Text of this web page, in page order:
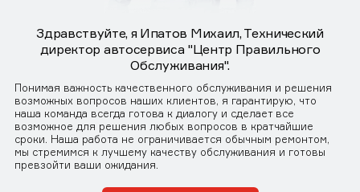
Здравствуйте, я Ипатов Михаил, Технический
директор автосервиса "Центр Правильного
Обслуживания".
Понимая важность качественного обслуживания и решения
возможных вопросов наших клиентов, я гарантирую, что
наша команда всегда готова к диалогу и сделает все
возможное для решения любых вопросов в кратчайшие
сроки. Наша работа не ограничивается обычным ремонтом,
мы стремимся к лучшему качеству обслуживания и готовы
превзойти ваши ожидания.